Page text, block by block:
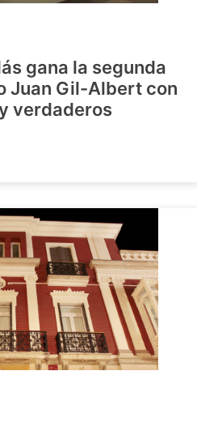
gana la segunda
Juan Gil-Albert con
verdaderos